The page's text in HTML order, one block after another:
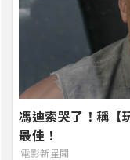
馮迪索哭了！稱【
最佳！
電影新星聞